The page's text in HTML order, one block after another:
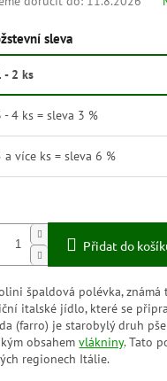
sleva
- 2 ks
- 4 ks = sleva 3 %
a více ks = sleva 6 %
Přidat do
špaldová polévka,
italské jídlo, které se
(farro) je starobylý druh
obsahemvlákniny. Tato
regionech Itálie.